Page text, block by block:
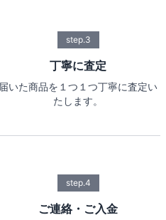
step.3
丁寧に査定
届いた商品を１つ１つ丁寧に査定い
たします。
step.4
ご連絡・ご入金